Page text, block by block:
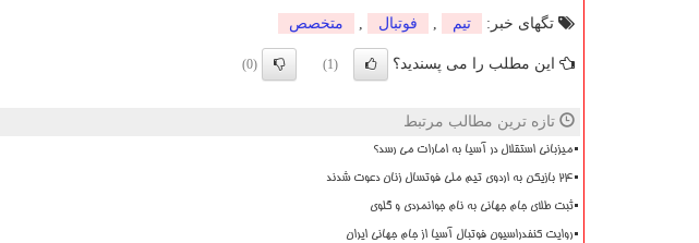
تگهای خبر: تیم فوتبال متخصص
این مطلب را می پسندید؟ (1)
(0)
تازه ترین مطالب مرتبط
میزبانی استقلال در آسیا به امارات می رسد؟
۲۴ بازیکن به اردوی تیم ملی فوتسال زنان دعوت شدند
ثبت طلای جام جهانی به نام جوانمردی و گلوی
روایت کنفدراسیون فوتبال آسیا از جام جهانی ایران